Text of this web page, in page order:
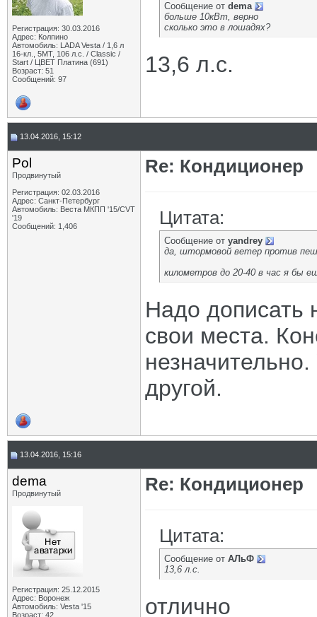
Регистрация: 30.03.2016
Адрес: Колпино
Автомобиль: LADA Vesta / 1,6 л
16-кл., 5МТ, 106 л.с. / Classic /
Start / ЦВЕТ Платина (691)
Возраст: 51
Сообщений: 97
Сообщение от dema
больше 10кВт, верно
сколько это в лошадях?
13,6 л.с.
13.04.2016, 15:12
Pol
Продвинутый
Регистрация: 02.03.2016
Адрес: Санкт-Петербург
Автомобиль: Веста МКПП '15/CVT
'19
Сообщений: 1,406
Re: Кондиционер
Цитата:
Сообщение от yandrey
да, штормовой ветер против
километров до 20-40 в час я бы
Надо дописать
свои места.
другой.
13.04.2016, 15:16
dema
Продвинутый
Регистрация: 25.12.2015
Адрес: Воронеж
Автомобиль: Vesta '15
Возраст: 42
Re: Кондиционер
Цитата:
Сообщение от АЛьФ
13,6 л.с.
отлично